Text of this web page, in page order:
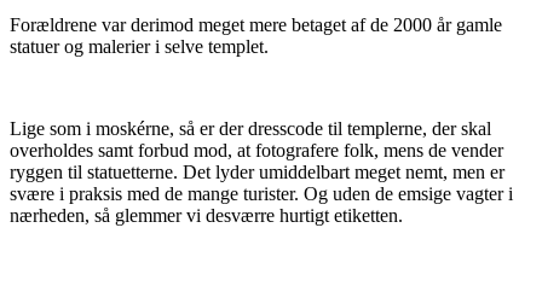
Forældrene var derimod meget mere betaget af de 2000 år gamle
statuer og malerier i selve templet.
Lige som i moskérne, så er der dresscode til templerne, der skal
overholdes samt forbud mod, at fotografere folk, mens de vender
ryggen til statuetterne. Det lyder umiddelbart meget nemt, men er
svære i praksis med de mange turister. Og uden de emsige vagter i
nærheden, så glemmer vi desværre hurtigt etiketten.